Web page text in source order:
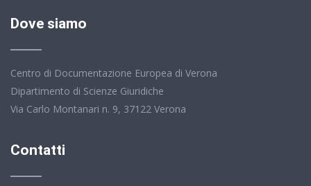
Dove siamo
Centro di Documentazione Europea di Verona
Dipartimento di Scienze Giuridiche
Via Carlo Montanari n. 9, 37122 Verona
Contatti